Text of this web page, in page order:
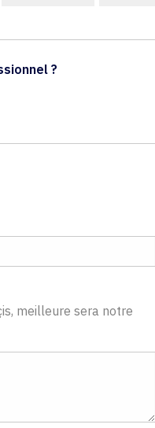
?
meilleure sera notre